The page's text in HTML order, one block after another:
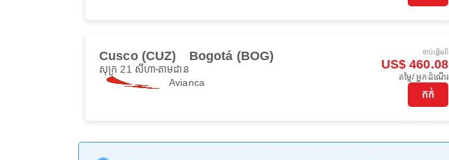
Cusco (CUZ) Bogotá (BOG)
សុក្រ 21 សីហា តាមដាន
Avianca
ចាប់ផ្ដើមពី
US$ 460.08
តម្លៃ/ អ្នកដំណើរ
កក់